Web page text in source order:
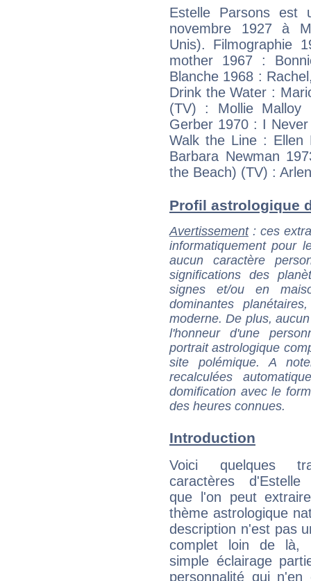
Estelle Parsons est
novembre 1927 à
Unis). Filmographie
mother 1967 :
Blanche 1968 :
Drink the Water :
(TV) : Mollie Malloy
Gerber 1970 : I
Walk the Line : Ellen
Barbara Newman
the Beach) (TV) :
Profil astrologique
Avertissement: ces
informatiquement pour
aucun caractère
significations des
signes et/ou en
dominantes
moderne. De plus,
l'honneur d'une
portrait astrologique
site polémique. A
recalculées
domification avec le
des heures connues.
Introduction
Voici quelques
caractères d'Estelle
que l'on peut
thème astrologique
description n'est pas
complet loin de là,
simple éclairage
personnalité qui n'en